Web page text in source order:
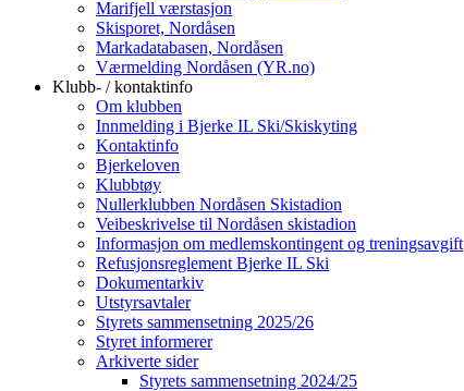
Marifjell værstasjon
Skisporet, Nordåsen
Markadatabasen, Nordåsen
Værmelding Nordåsen (YR.no)
Klubb- / kontaktinfo
Om klubben
Innmelding i Bjerke IL Ski/Skiskyting
Kontaktinfo
Bjerkeloven
Klubbtøy
Nullerklubben Nordåsen Skistadion
Veibeskrivelse til Nordåsen skistadion
Informasjon om medlemskontingent og treningsavgift
Refusjonsreglement Bjerke IL Ski
Dokumentarkiv
Utstyrsavtaler
Styrets sammensetning 2025/26
Styret informerer
Arkiverte sider
Styrets sammensetning 2024/25